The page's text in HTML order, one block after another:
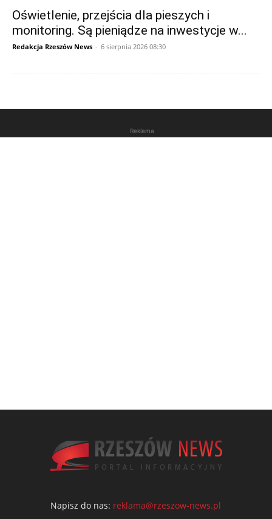
Oświetlenie, przejścia dla pieszych i
monitoring. Są pieniądze na inwestycje w...
Redakcja Rzeszów News - 6 sierpnia 2026 08:30
Reklama
Napisz do nas: reklama@rzeszow-news.pl